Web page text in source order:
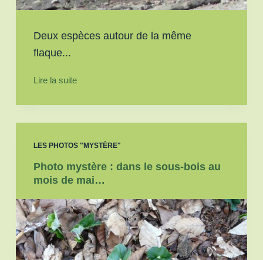
Deux espèces autour de la même
flaque...
Lire la suite
LES PHOTOS "MYSTÈRE"
Photo mystère : dans le sous-bois au
mois de mai…